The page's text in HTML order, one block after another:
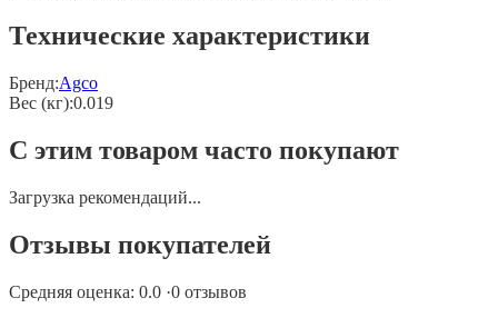
Технические характеристики
Бренд:Agco
Вес (кг):0.019
С этим товаром часто покупают
Загрузка рекомендаций...
Отзывы покупателей
Средняя оценка: 0.0 ·0 отзывов